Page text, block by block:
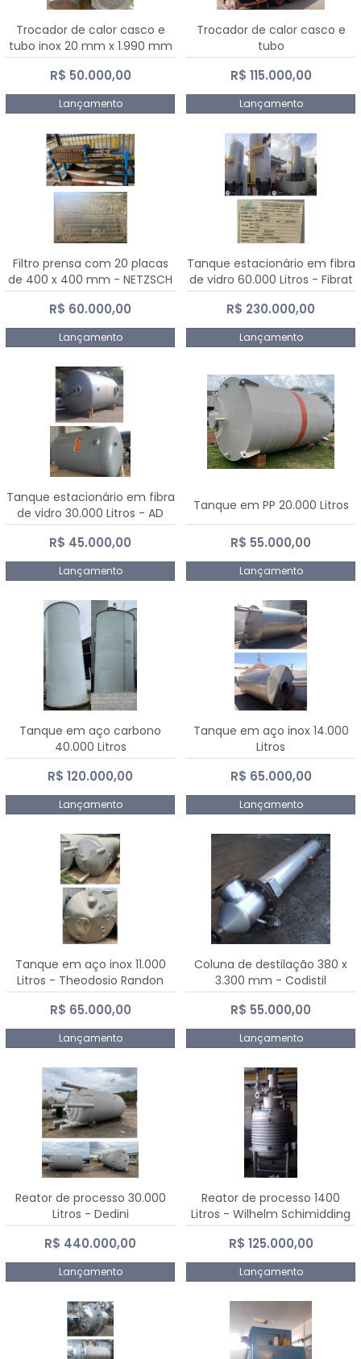
Trocador de calor casco e
tubo inox 20 mm x 1.990 mm
R$ 50.000,00
Lançamento
Trocador de calor casco e
tubo
R$ 115.000,00
Lançamento
Filtro prensa com 20 placas
de 400 x 400 mm - NETZSCH
R$ 60.000,00
Lançamento
Tanque estacionário em fibra
de vidro 60.000 Litros - Fibrat
R$ 230.000,00
Lançamento
Tanque estacionário em fibra
de vidro 30.000 Litros - AD
Fibras
R$ 45.000,00
Lançamento
Tanque em PP 20.000 Litros
R$ 55.000,00
Lançamento
Tanque em aço carbono
40.000 Litros
R$ 120.000,00
Lançamento
Tanque em aço inox 14.000
Litros
R$ 65.000,00
Lançamento
Tanque em aço inox 11.000
Litros - Theodosio Randon
R$ 65.000,00
Lançamento
Coluna de destilação 380 x
3.300 mm - Codistil
R$ 55.000,00
Lançamento
Reator de processo 30.000
Litros - Dedini
R$ 440.000,00
Lançamento
Reator de processo 1400
Litros - Wilhelm Schimidding
R$ 125.000,00
Lançamento